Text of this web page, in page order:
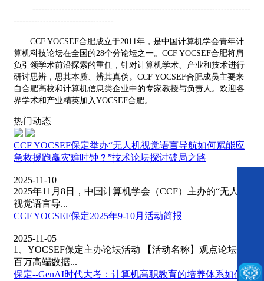
--------------------------------------------------------------------------
----------------------------------
CCF YOCSEF合肥成立于2011年，是中国计算机学会青年计
算机科技论坛在全国的28个分论坛之一。 CCF YOCSEF合肥将肩
负引领学术前沿探索的重任，针对计算机学术、产业和技术进行
研讨思辨，思其本质、辨其真伪。 CCF YOCSEF合肥成员主要来
自合肥高校和计算机信息类企业中的专家教授与负责人。欢迎各
界学术和产业精英加入YOCSEF合肥。
热门动态
CCF YOCSEF保定举办“无人机视觉语言导航如何赋能应
急救援跑赢灾难时钟？”技术论坛探讨破局之路
2025-11-10
2025年11月8日，中国计算机学会（CCF）主办的“无人机
视觉语言导...
CCF YOCSEF保定2025年9-10月活动简报
2025-11-05
1、YOCSEF保定主办论坛活动 【活动名称】观点论坛：
百万高端数据...
保定--GenAI时代大考：计算机高职教育的培养体系如何